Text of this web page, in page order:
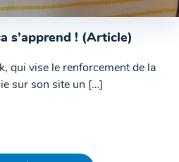
s’apprend ! (Article)
qui vise le renforcement de la
sur son site un […]